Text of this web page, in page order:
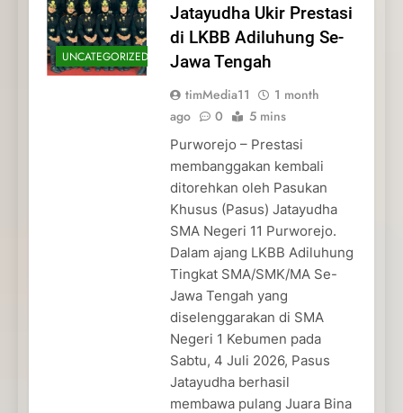
UNCATEGORIZED
Jatayudha Ukir Prestasi
di LKBB Adiluhung Se-
Jawa Tengah
timMedia11
1 month
ago
0 5 mins
Purworejo – Prestasi
membanggakan kembali
ditorehkan oleh Pasukan
Khusus (Pasus) Jatayudha
SMA Negeri 11 Purworejo.
Dalam ajang LKBB Adiluhung
Tingkat SMA/SMK/MA Se-
Jawa Tengah yang
diselenggarakan di SMA
Negeri 1 Kebumen pada
Sabtu, 4 Juli 2026, Pasus
Jatayudha berhasil
membawa pulang Juara Bina